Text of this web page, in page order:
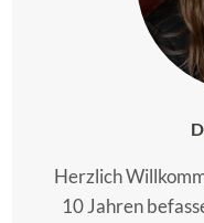
Herzlich
10 Jahren